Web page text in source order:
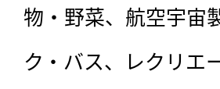
物・野菜、航空宇宙
ク・バス、レクリエ